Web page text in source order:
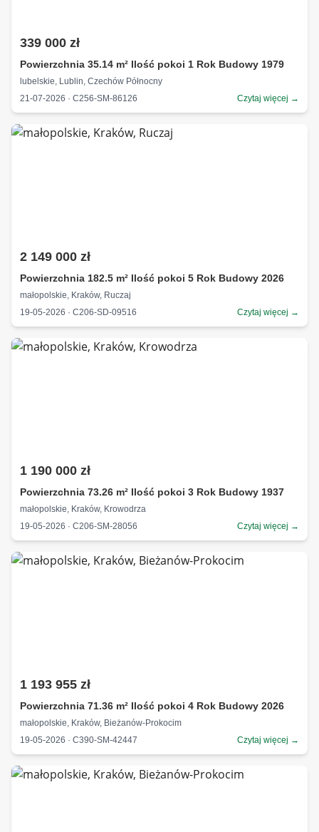
339 000 zł
Powierzchnia 35.14 m² Ilość pokoi 1 Rok Budowy 1979
lubelskie, Lublin, Czechów Północny
21-07-2026 · C256-SM-86126
Czytaj więcej →
2 149 000 zł
Powierzchnia 182.5 m² Ilość pokoi 5 Rok Budowy 2026
małopolskie, Kraków, Ruczaj
19-05-2026 · C206-SD-09516
Czytaj więcej →
1 190 000 zł
Powierzchnia 73.26 m² Ilość pokoi 3 Rok Budowy 1937
małopolskie, Kraków, Krowodrza
19-05-2026 · C206-SM-28056
Czytaj więcej →
1 193 955 zł
Powierzchnia 71.36 m² Ilość pokoi 4 Rok Budowy 2026
małopolskie, Kraków, Bieżanów-Prokocim
19-05-2026 · C390-SM-42447
Czytaj więcej →